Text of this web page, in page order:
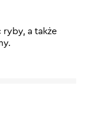
ryby, a także